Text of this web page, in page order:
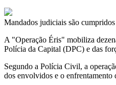
Mandados judiciais são
A "Operação Éris" mobiliza
Polícia da Capital (DPC) e das
Segundo a Polícia Civil, a
dos envolvidos e o enfrentamento